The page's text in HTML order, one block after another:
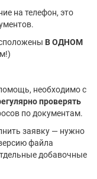
на телефон, это
В ОДНОМ
необходимо с
проверять
по документам.
заявку — нужно
файла
добавочные